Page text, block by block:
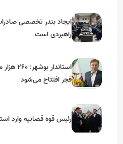
ایجاد بندر تخصصی
راهبردی است
فجر افتتاح می‌شود
رئیس قوه قضاییه وارد